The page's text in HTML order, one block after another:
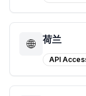
🌐 荷兰
API